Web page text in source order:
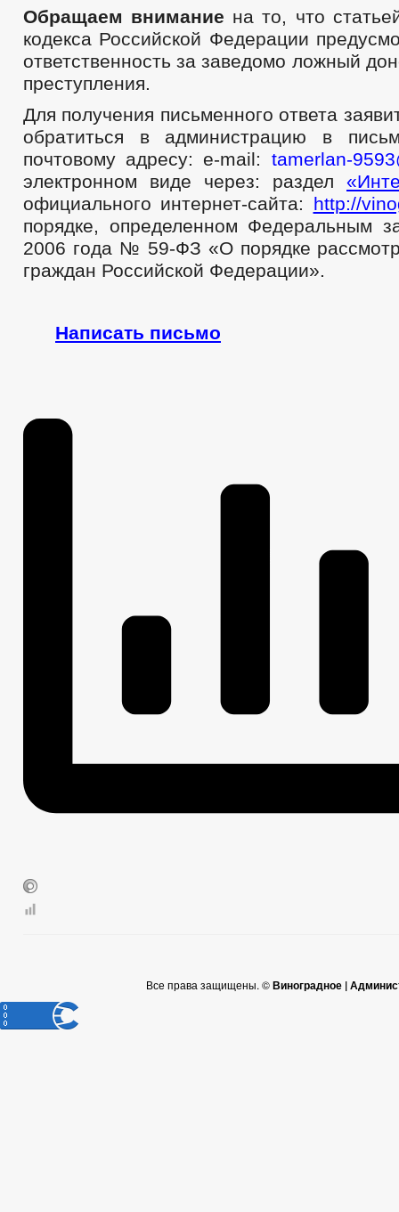
Обращаем внимание на то, что
кодекса Российской Федерации
ответственность за заведомо ложный
преступления.
Для получения письменного ответа
обратиться в администрацию в
почтовому адресу: e-mail: tamerlan-
электронном виде через: раздел
официального интернет-сайта: http://
порядке, определенном Федеральным
2006 года № 59-ФЗ «О порядке
граждан Российской Федерации».
Написать письмо
Все права защищены. ©Виноградное |